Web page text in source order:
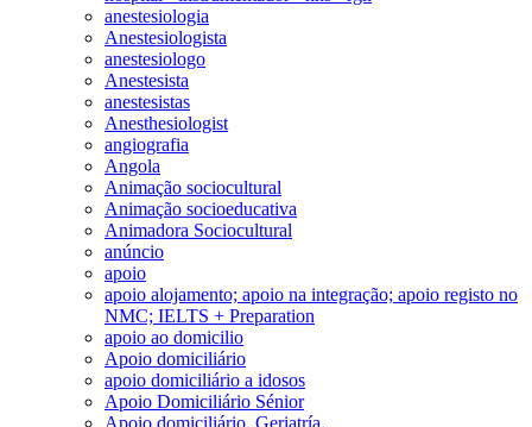
anestesiologia
Anestesiologista
anestesiologo
Anestesista
anestesistas
Anesthesiologist
angiografia
Angola
Animação sociocultural
Animação socioeducativa
Animadora Sociocultural
anúncio
apoio
apoio alojamento; apoio na integração; apoio registo no
NMC; IELTS + Preparation
apoio ao domicilio
Apoio domiciliário
apoio domiciliário a idosos
Apoio Domiciliário Sénior
Apoio domiciliário. Geriatría.